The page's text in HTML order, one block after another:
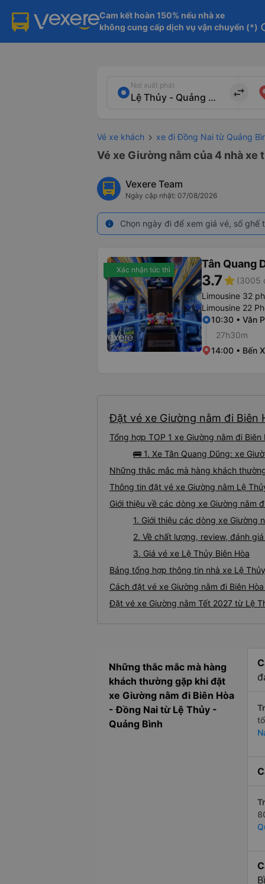
Cam kết hoàn 150% nếu nhà xe
không cung cấp dịch vụ vận chuyển (*)
Nơi xuất phát
import_export
Vé xe khách xe đi Đồng Nai từ Quảng
Vé xe Giường nằm của 4 nhà xe
Vexere Team
Ngày cập nhật: 07/08/2026
info Chọn ngày đi để xem giá vé, số
Xác nhận tức thì Tân Quang
3.7star (3005
Limousine 32
Limousine 22
10:30 • Văn
27h30m
14:00 • Bến
Đặt vé xe Giường nằm đi Biên
Tổng hợp TOP 1 xe Giường nằm đi
🚌 1. Xe Tân Quang Dũng: xe
Những thắc mắc mà hàng khách
Thông tin đặt vé xe Giường nằm Lệ
Giới thiệu về các dòng xe Giường nằm
1. Giới thiệu các dòng xe Giường
2. Về chất lượng, review, đánh
3. Giá vé xe Lệ Thủy Biên Hòa
Bảng tổng hợp thông tin nhà xe Lệ
Cách đặt vé xe Giường nằm đi Biên
Đặt vé xe Giường nằm Tết 2027 từ Lệ
Những thắc mắc mà hàng
khách thường gặp khi đặt
xe Giường nằm đi Biên Hòa
- Đồng Nai từ Lệ Thủy -
Quảng Bình